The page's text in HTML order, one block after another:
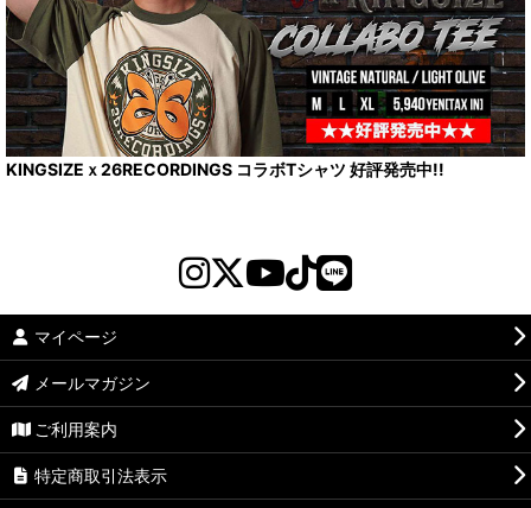
KINGSIZEｘ26RECORDINGS コラボTシャツ 好評発売中!!
マイページ
メールマガジン
ご利用案内
特定商取引法表示